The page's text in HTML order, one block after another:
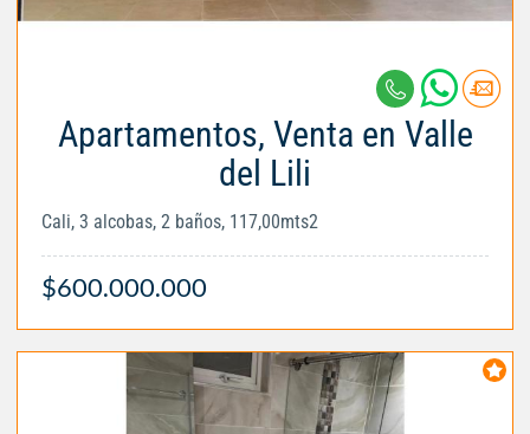
Apartamentos, Venta en Valle
del Lili
Cali, 3 alcobas, 2 baños, 117,00mts2
$600.000.000